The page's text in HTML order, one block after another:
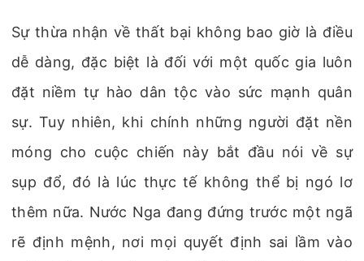
Sự thừa nhận về thất bại không bao giờ là điều
dễ dàng, đặc biệt là đối với một quốc gia luôn
đặt niềm tự hào dân tộc vào sức mạnh quân
sự. Tuy nhiên, khi chính những người đặt nền
móng cho cuộc chiến này bắt đầu nói về sự
sụp đổ, đó là lúc thực tế không thể bị ngó lơ
thêm nữa. Nước Nga đang đứng trước một ngã
rẽ định mệnh, nơi mọi quyết định sai lầm vào